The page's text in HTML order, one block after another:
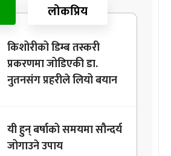
लोकप्रिय
किशोरीको डिम्ब तस्करी
प्रकरणमा जोडिएकी डा.
नुतनसंग प्रहरीले लियो बयान
यी हुन् बर्षाको समयमा सौन्दर्य
जोगाउने उपाय